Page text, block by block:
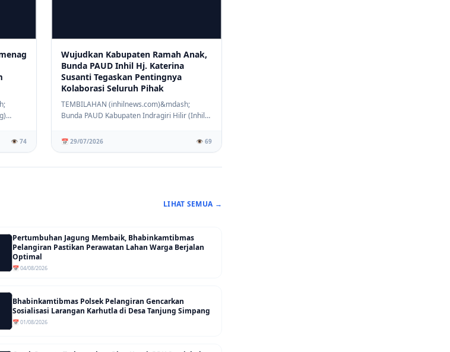
👁️ 74
Wujudkan Kabupaten Ramah Anak,
Bunda PAUD Inhil Hj. Katerina
Susanti Tegaskan Pentingnya
Kolaborasi Seluruh Pihak
TEMBILAHAN (inhilnews.com)&mdash;
Bunda PAUD Kabupaten Indragiri Hilir (Inhil),
📅 29/07/2026 👁️ 69
LIHAT SEMUA →
Pertumbuhan Jagung Membaik, Bhabinkamtibmas
Pelangiran Pastikan Perawatan Lahan Warga Berjalan
Optimal
📅 04/08/2026
Bhabinkamtibmas Polsek Pelangiran Gencarkan
Sosialisasi Larangan Karhutla di Desa Tanjung Simpang
📅 01/08/2026